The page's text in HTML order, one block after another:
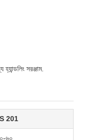
সরঞ্জাম.
201
৬০